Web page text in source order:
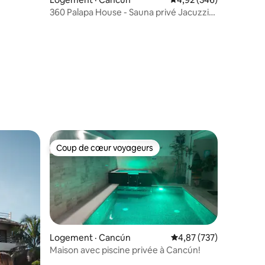
360 Palapa House - Sauna privé Jacuzzi
Coup de cœur voyageurs
Coup de cœur voyageurs
Logement · Cancún Note moyenne de
4,87 (737)
Maison avec piscine privée à Cancún!